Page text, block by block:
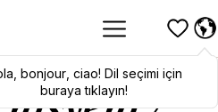
,bonjour,ciao! To switch
languages, click here!
bonjour, ciao! Dil seçimi için
buraya tıklayın!